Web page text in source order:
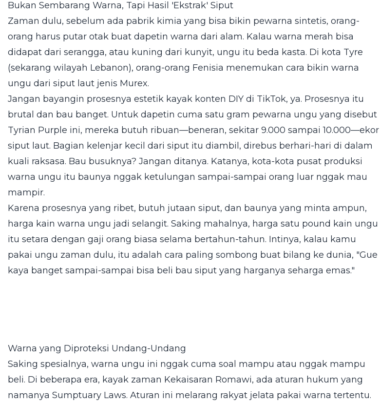
Bukan Sembarang Warna, Tapi Hasil 'Ekstrak' Siput
Zaman dulu, sebelum ada pabrik kimia yang bisa bikin pewarna sintetis, orang-
orang harus putar otak buat dapetin warna dari alam. Kalau warna merah bisa
didapat dari serangga, atau kuning dari kunyit, ungu itu beda kasta. Di kota Tyre
(sekarang wilayah Lebanon), orang-orang Fenisia menemukan cara bikin warna
ungu dari siput laut jenis Murex.
Jangan bayangin prosesnya estetik kayak konten DIY di TikTok, ya. Prosesnya itu
brutal dan bau banget. Untuk dapetin cuma satu gram pewarna ungu yang disebut
Tyrian Purple ini, mereka butuh ribuan—beneran, sekitar 9.000 sampai 10.000—ekor
siput laut. Bagian kelenjar kecil dari siput itu diambil, direbus berhari-hari di dalam
kuali raksasa. Bau busuknya? Jangan ditanya. Katanya, kota-kota pusat produksi
warna ungu itu baunya nggak ketulungan sampai-sampai orang luar nggak mau
mampir.
Karena prosesnya yang ribet, butuh jutaan siput, dan baunya yang minta ampun,
harga kain warna ungu jadi selangit. Saking mahalnya, harga satu pound kain ungu
itu setara dengan gaji orang biasa selama bertahun-tahun. Intinya, kalau kamu
pakai ungu zaman dulu, itu adalah cara paling sombong buat bilang ke dunia, "Gue
kaya banget sampai-sampai bisa beli bau siput yang harganya seharga emas."
Warna yang Diproteksi Undang-Undang
Saking spesialnya, warna ungu ini nggak cuma soal mampu atau nggak mampu
beli. Di beberapa era, kayak zaman Kekaisaran Romawi, ada aturan hukum yang
namanya Sumptuary Laws. Aturan ini melarang rakyat jelata pakai warna tertentu.